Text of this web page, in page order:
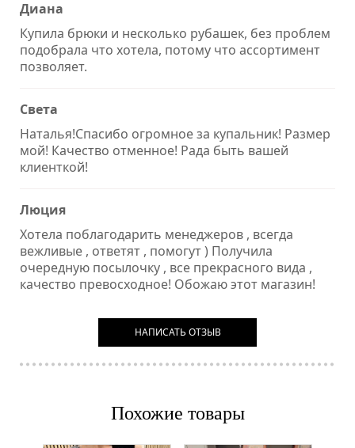
Диана
Купила брюки и несколько рубашек, без проблем
подобрала что хотела, потому что ассортимент
позволяет.
Света
Наталья!Спасибо огромное за купальник! Размер
мой! Качество отменное! Рада быть вашей
клиенткой!
Люция
Хотела поблагодарить менеджеров , всегда
вежливые , ответят , помогут ) Получила
очередную посылочку , все прекрасного вида ,
качество превосходное! Обожаю этот магазин!
НАПИСАТЬ ОТЗЫВ
Похожие товары